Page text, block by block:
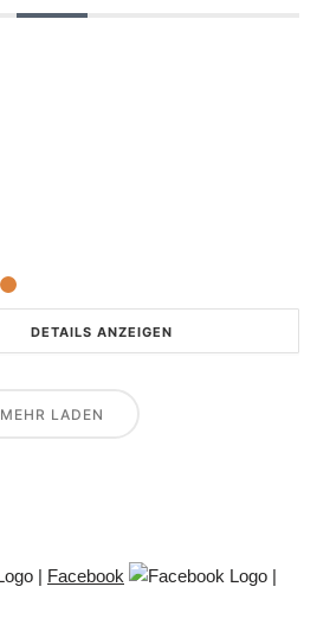
DETAILS ANZEIGEN
MEHR LADEN
| Facebook
|